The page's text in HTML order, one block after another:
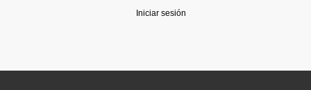
Iniciar sesión